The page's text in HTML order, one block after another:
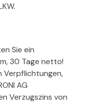
Sie ein
30 Tage netto!
Verpflichtungen,
AG
Verzugszins von